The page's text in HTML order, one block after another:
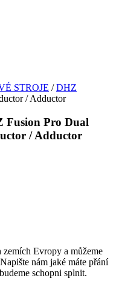
STROJE /DHZ
/ Adductor
Fusion Pro Dual
/ Adductor
Evropy a můžeme
nám jaké máte přání
schopni splnit.